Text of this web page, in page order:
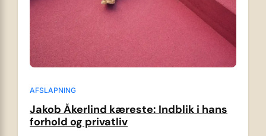
AFSLAPNING
Jakob Åkerlind kæreste: Indblik i hans
forhold og privatliv